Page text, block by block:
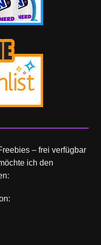
– frei verfügbar
ich den